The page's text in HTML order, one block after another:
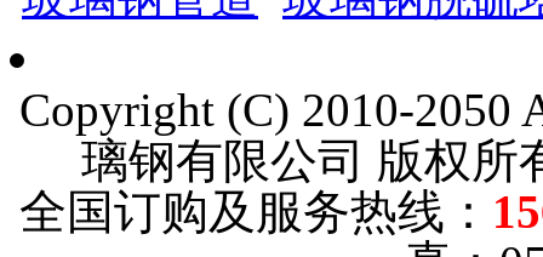
Copyright (C) 2010-2050
璃钢有限公司 版权
全国订购及服务热线：